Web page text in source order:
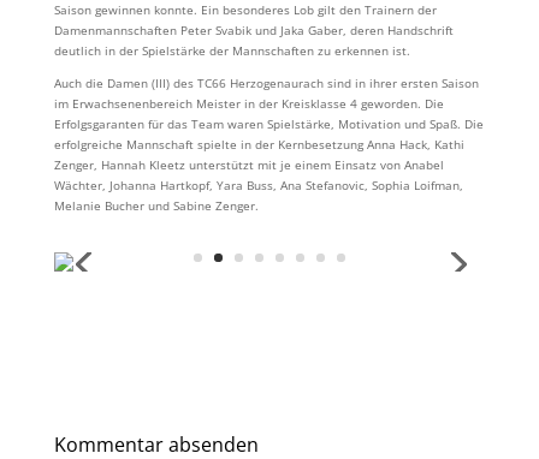
Saison gewinnen konnte. Ein besonderes Lob gilt den Trainern der
Damenmannschaften Peter Svabik und Jaka Gaber, deren Handschrift
deutlich in der Spielstärke der Mannschaften zu erkennen ist.
Auch die Damen (III) des TC66 Herzogenaurach sind in ihrer ersten Saison
im Erwachsenenbereich Meister in der Kreisklasse 4 geworden. Die
Erfolgsgaranten für das Team waren Spielstärke, Motivation und Spaß. Die
erfolgreiche Mannschaft spielte in der Kernbesetzung Anna Hack, Kathi
Zenger, Hannah Kleetz unterstützt mit je einem Einsatz von Anabel
Wächter, Johanna Hartkopf, Yara Buss, Ana Stefanovic, Sophia Loifman,
Melanie Bucher und Sabine Zenger.
Kommentar absenden